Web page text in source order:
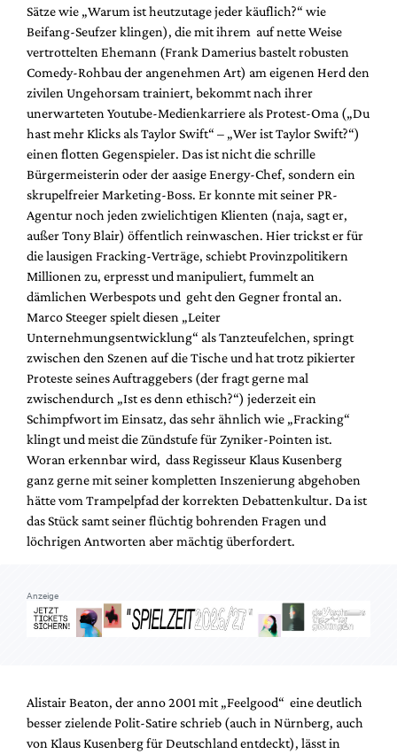
Sätze wie „Warum ist heutzutage jeder käuflich?“ wie
Beifang-Seufzer klingen), die mit ihrem auf nette Weise
vertrottelten Ehemann (Frank Damerius bastelt robusten
Comedy-Rohbau der angenehmen Art) am eigenen Herd den
zivilen Ungehorsam trainiert, bekommt nach ihrer
unerwarteten Youtube-Medienkarriere als Protest-Oma („Du
hast mehr Klicks als Taylor Swift“ – „Wer ist Taylor Swift?“)
einen flotten Gegenspieler. Das ist nicht die schrille
Bürgermeisterin oder der aasige Energy-Chef, sondern ein
skrupelfreier Marketing-Boss. Er konnte mit seiner PR-
Agentur noch jeden zwielichtigen Klienten (naja, sagt er,
außer Tony Blair) öffentlich reinwaschen. Hier trickst er für
die lausigen Fracking-Verträge, schiebt Provinzpolitikern
Millionen zu, erpresst und manipuliert, fummelt an
dämlichen Werbespots und geht den Gegner frontal an.
Marco Steeger spielt diesen „Leiter
Unternehmungsentwicklung“ als Tanzteufelchen, springt
zwischen den Szenen auf die Tische und hat trotz pikierter
Proteste seines Auftraggebers (der fragt gerne mal
zwischendurch „Ist es denn ethisch?“) jederzeit ein
Schimpfwort im Einsatz, das sehr ähnlich wie „Fracking“
klingt und meist die Zündstufe für Zyniker-Pointen ist.
Woran erkennbar wird, dass Regisseur Klaus Kusenberg
ganz gerne mit seiner kompletten Inszenierung abgehoben
hätte vom Trampelpfad der korrekten Debattenkultur. Da ist
das Stück samt seiner flüchtig bohrenden Fragen und
löchrigen Antworten aber mächtig überfordert.
Anzeige
Alistair Beaton, der anno 2001 mit „Feelgood“ eine deutlich
besser zielende Polit-Satire schrieb (auch in Nürnberg, auch
von Klaus Kusenberg für Deutschland entdeckt), lässt in